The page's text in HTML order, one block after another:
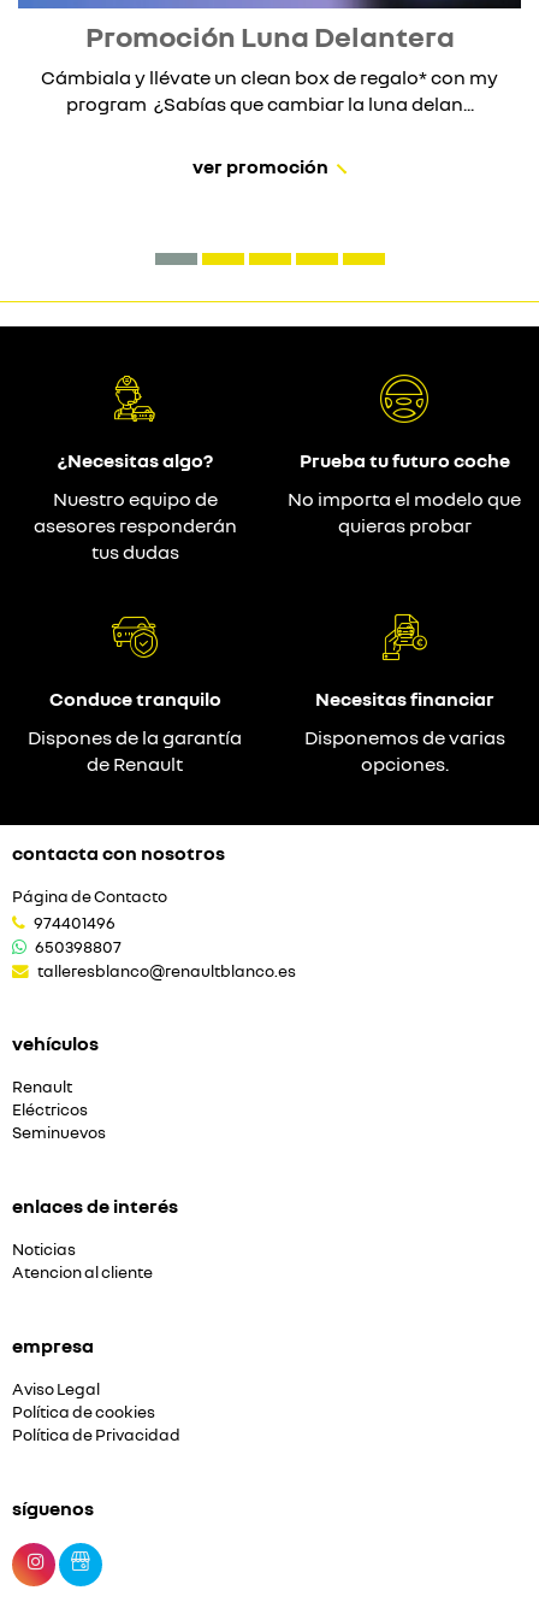
Promoción Luna Delantera
Cámbiala y llévate un clean box de regalo* con my
program ¿Sabías que cambiar la luna delan...
ver promoción
¿Necesitas algo?
Nuestro equipo de
asesores responderán
tus dudas
Prueba tu futuro coche
No importa el modelo que
quieras probar
Conduce tranquilo
Dispones de la garantía
de Renault
Necesitas financiar
Disponemos de varias
opciones.
contacta con nosotros
Página de Contacto
974401496
650398807
talleresblanco@renaultblanco.es
vehículos
Renault
Eléctricos
Seminuevos
enlaces de interés
Noticias
Atencion al cliente
empresa
Aviso Legal
Política de cookies
Política de Privacidad
síguenos